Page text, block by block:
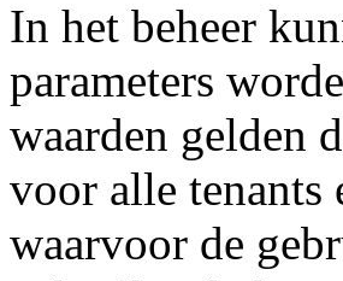
In het beheer
parameters
waarden gelden
voor alle tenants
waarvoor de